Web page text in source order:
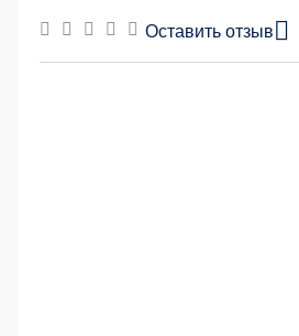
Оставить отзыв